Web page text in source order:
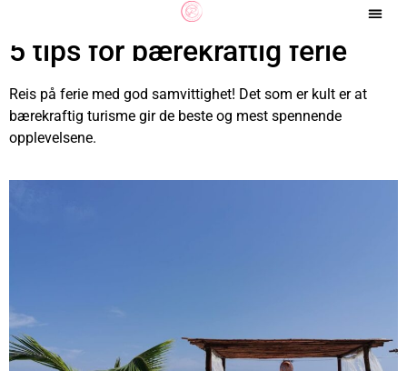
5 tips for bærekraftig ferie
Reis på ferie med god samvittighet! Det som er kult er at
bærekraftig turisme gir de beste og mest spennende
opplevelsene.